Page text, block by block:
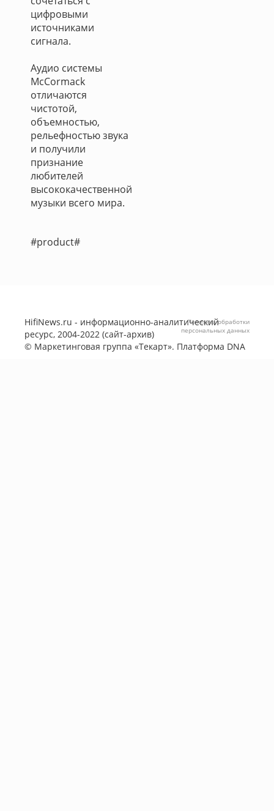
цифровыми
источниками
сигнала.
Аудио системы
McCormack
отличаются
чистотой,
объемностью,
рельефностью звука
и получили
признание
любителей
высококачественной
музыки всего мира.
#product#
HifiNews.ru - информационно-аналитический
ресурс, 2004-2022 (сайт-архив)
© Маркетинговая группа «Текарт». Платформа DNA
Политика обработки
персональных данных